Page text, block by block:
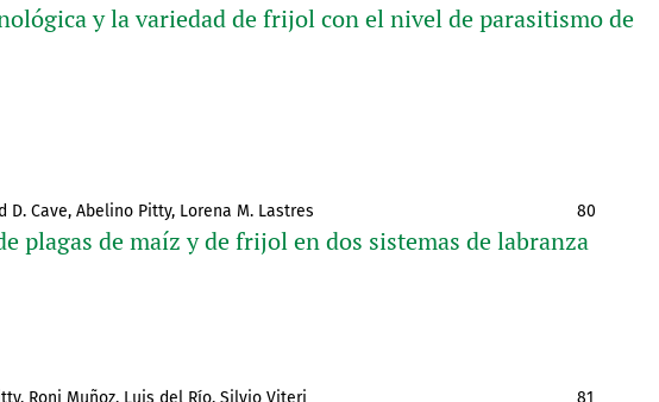
y la variedad de frijol con el nivel de parasitismo de
D. Cave, Abelino Pitty, Lorena M. Lastres 80
plagas de maíz y de frijol en dos sistemas de labranza
Roni Muñoz, Luis del Río, Silvio Viteri 81